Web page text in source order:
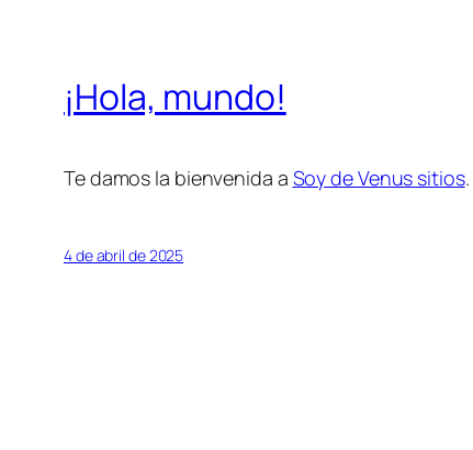
¡Hola, mundo!
Te damos la bienvenida a Soy de Venus sitios
4 de abril de 2025